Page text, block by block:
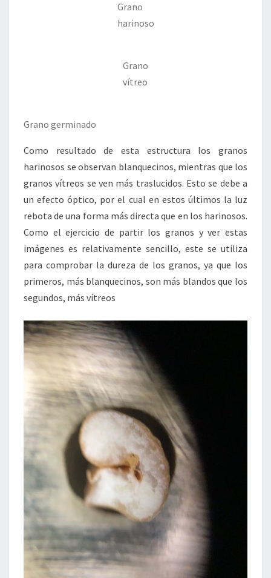
Grano
harinoso
Grano
vítreo
Grano germinado
Como resultado de esta estructura los granos
harinosos se observan blanquecinos, mientras que los
granos vítreos se ven más traslucidos. Esto se debe a
un efecto óptico, por el cual en estos últimos la luz
rebota de una forma más directa que en los harinosos.
Como el ejercicio de partir los granos y ver estas
imágenes es relativamente sencillo, este se utiliza
para comprobar la dureza de los granos, ya que los
primeros, más blanquecinos, son más blandos que los
segundos, más vítreos